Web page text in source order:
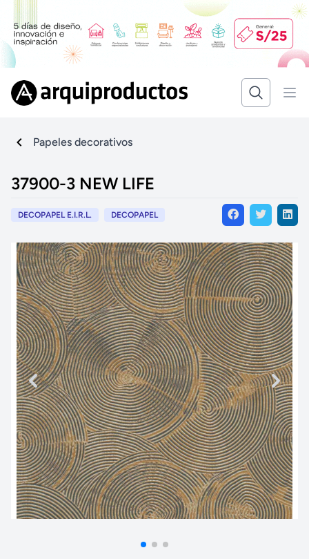
Papeles decorativos
37900-3 NEW LIFE
DECOPAPEL E.I.R.L. DECOPAPEL